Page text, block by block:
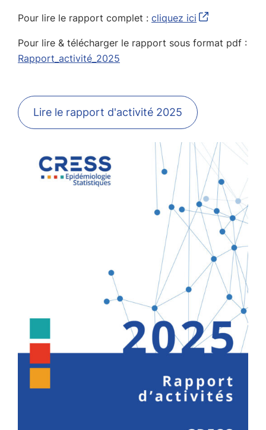
Pour lire le rapport complet : cliquez ici
Pour lire & télécharger le rapport sous format pdf :
Rapport_activité_2025
Lire le rapport d'activité 2025